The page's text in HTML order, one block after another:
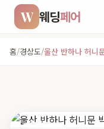
W 웨딩페어
홈/경상도/울산 반하나 허니